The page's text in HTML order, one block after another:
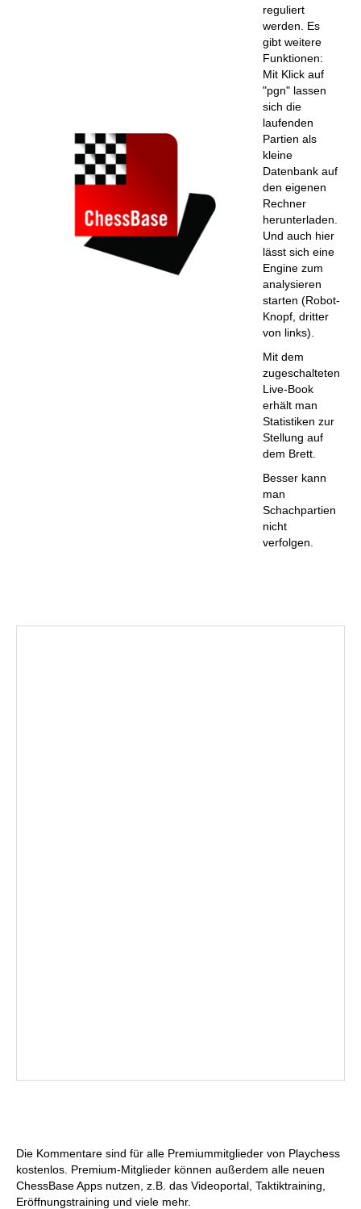
reguliert
werden. Es
gibt weitere
Funktionen:
Mit Klick auf
"pgn" lassen
sich die
laufenden
Partien als
kleine
Datenbank auf
den eigenen
Rechner
herunterladen.
Und auch hier
lässt sich eine
Engine zum
analysieren
starten (Robot-
Knopf, dritter
von links).
Mit dem
zugeschalteten
Live-Book
erhält man
Statistiken zur
Stellung auf
dem Brett.
Besser kann
man
Schachpartien
nicht
verfolgen.
Die Kommentare sind für alle Premiummitglieder von Playchess
kostenlos. Premium-Mitglieder können außerdem alle neuen
ChessBase Apps nutzen, z.B. das Videoportal, Taktiktraining,
Eröffnungstraining und viele mehr.